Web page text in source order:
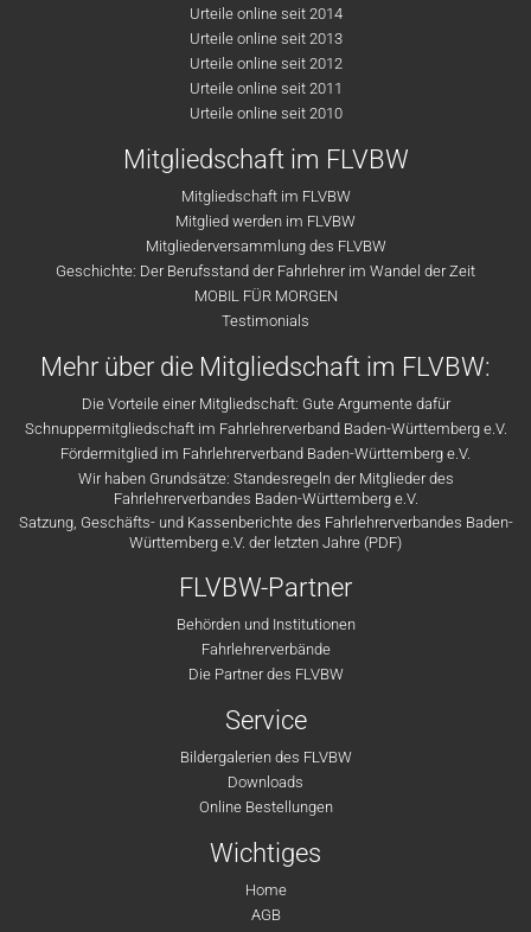
Urteile online seit 2014
Urteile online seit 2013
Urteile online seit 2012
Urteile online seit 2011
Urteile online seit 2010
Mitgliedschaft im FLVBW
Mitgliedschaft im FLVBW
Mitglied werden im FLVBW
Mitgliederversammlung des FLVBW
Geschichte: Der Berufsstand der Fahrlehrer im Wandel der Zeit
MOBIL FÜR MORGEN
Testimonials
Mehr über die Mitgliedschaft im FLVBW:
Die Vorteile einer Mitgliedschaft: Gute Argumente dafür
Schnuppermitgliedschaft im Fahrlehrerverband Baden-Württemberg e.V.
Fördermitglied im Fahrlehrerverband Baden-Württemberg e.V.
Wir haben Grundsätze: Standesregeln der Mitglieder des
Fahrlehrerverbandes Baden-Württemberg e.V.
Satzung, Geschäfts- und Kassenberichte des Fahrlehrerverbandes Baden-
Württemberg e.V. der letzten Jahre (PDF)
FLVBW-Partner
Behörden und Institutionen
Fahrlehrerverbände
Die Partner des FLVBW
Service
Bildergalerien des FLVBW
Downloads
Online Bestellungen
Wichtiges
Home
AGB